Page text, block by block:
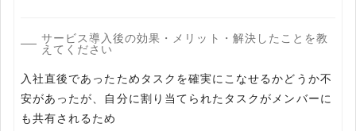
サービス導入後の効果・メリット・解決したことを教
えてください
入社直後であったためタスクを確実にこなせるかどうか不
安があったが、自分に割り当てられたタスクがメンバーに
も共有されるため